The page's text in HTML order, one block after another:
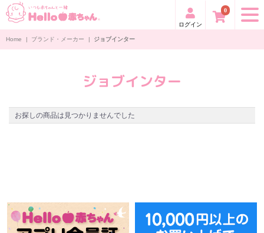
ログイン
0
Home | ブランド・メーカー | ジョブインター
ジョブインター
お探しの商品は見つかりませんでした